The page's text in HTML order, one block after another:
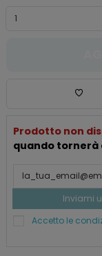
Prodotto non
quando tornerà
Accetto le